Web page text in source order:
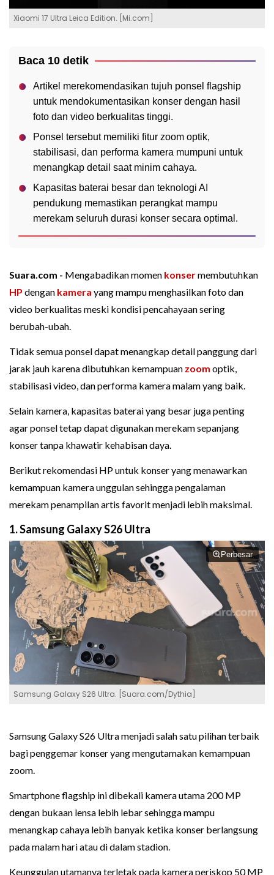
Xiaomi 17 Ultra Leica Edition. [Mi.com]
Baca 10 detik
Artikel merekomendasikan tujuh ponsel flagship
untuk mendokumentasikan konser dengan hasil
foto dan video berkualitas tinggi.
Ponsel tersebut memiliki fitur zoom optik,
stabilisasi, dan performa kamera mumpuni untuk
menangkap detail saat minim cahaya.
Kapasitas baterai besar dan teknologi AI
pendukung memastikan perangkat mampu
merekam seluruh durasi konser secara optimal.
Suara.com - Mengabadikan momen konsermembutuhkan
HP dengan kamera yang mampu menghasilkan foto dan
video berkualitas meski kondisi pencahayaan sering
berubah-ubah.
Tidak semua ponsel dapat menangkap detail panggung dari
jarak jauh karena dibutuhkan kemampuan zoom optik,
stabilisasi video, dan performa kamera malam yang baik.
Selain kamera, kapasitas baterai yang besar juga penting
agar ponsel tetap dapat digunakan merekam sepanjang
konser tanpa khawatir kehabisan daya.
Berikut rekomendasi HP untuk konser yang menawarkan
kemampuan kamera unggulan sehingga pengalaman
merekam penampilan artis favorit menjadi lebih maksimal.
1. Samsung Galaxy S26 Ultra
Perbesar
Samsung Galaxy S26 Ultra. [Suara.com/Dythia]
Samsung Galaxy S26 Ultra menjadi salah satu pilihan terbaik
bagi penggemar konser yang mengutamakan kemampuan
zoom.
Smartphone flagship ini dibekali kamera utama 200 MP
dengan bukaan lensa lebih lebar sehingga mampu
menangkap cahaya lebih banyak ketika konser berlangsung
pada malam hari atau di dalam stadion.
Keunggulan utamanya terletak pada kamera periskop 50 MP